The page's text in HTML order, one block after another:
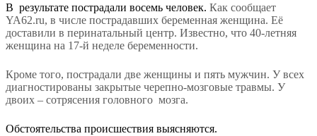
В результате пострадали восемь человек. Как сообщает
YA62.ru, в числе пострадавших беременная женщина. Её
доставили в перинатальный центр. Известно, что 40-летняя
женщина на 17-й неделе беременности.
Кроме того, пострадали две женщины и пять мужчин. У всех
диагностированы закрытые черепно-мозговые травмы. У
двоих – сотрясения головного мозга.
Обстоятельства происшествия выясняются.